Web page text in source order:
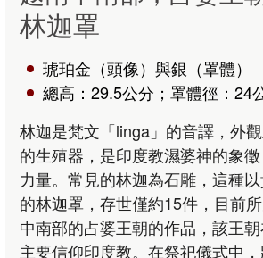
林迦罩
琥珀金（頭像）與銀（罩體）
總高：29.5公分；罩體徑：24
林迦是梵文「linga」的音譯，外
的生殖器，是印度教濕婆神的象
力量。常見的林迦為石雕，這種
的林迦罩，存世僅約15件，目前
中南部的占婆王朝的作品，該王
主要信仰印度教。在祭祀儀式中